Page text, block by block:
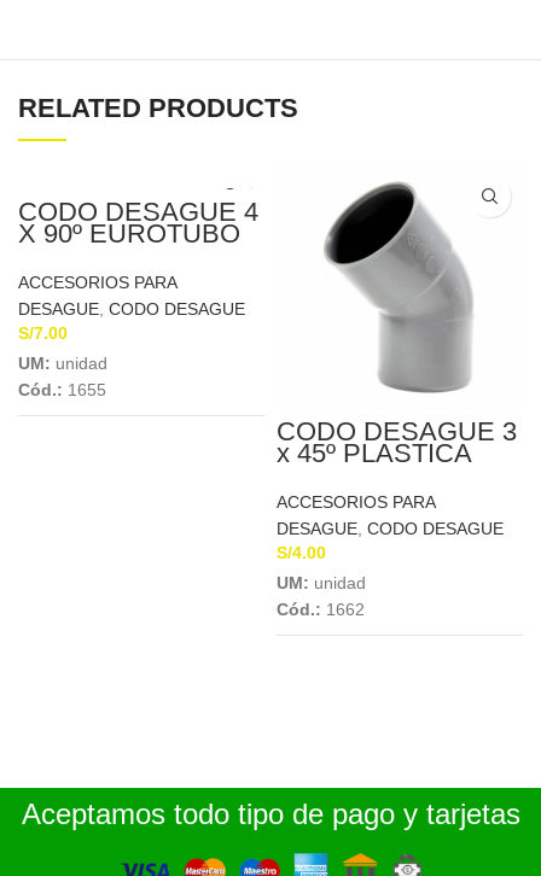
RELATED PRODUCTS
CODO DESAGUE 4
X 90º EUROTUBO
ACCESORIOS PARA
DESAGUE CODO DESAGUE
S/7.00
UM: unidad
Cód.: 1655
CODO DESAGUE 3
x 45º PLASTICA
ACCESORIOS PARA
DESAGUE CODO DESAGUE
S/4.00
UM: unidad
Cód.: 1662
Aceptamos todo tipo de pago y tarjetas